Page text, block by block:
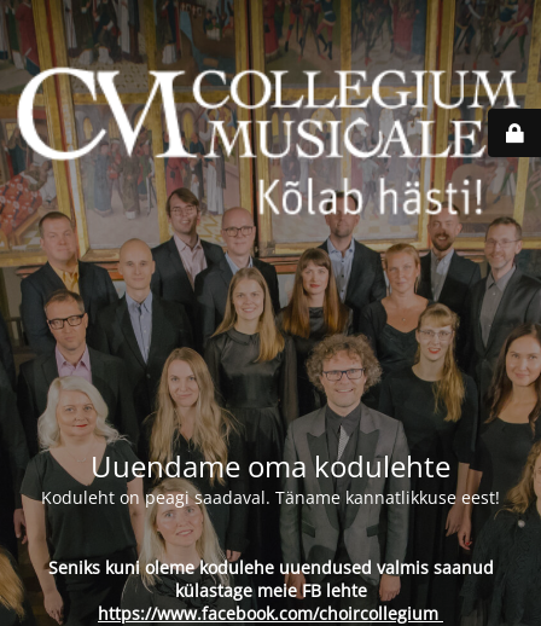
Uuendame oma kodulehte
Koduleht on peagi saadaval. Täname kannatlikkuse eest!
Seniks kuni oleme kodulehe uuendused valmis saanud
külastage meie FB lehte
https://www.facebook.com/choircollegium